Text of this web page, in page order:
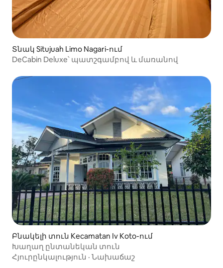
Տնակ Situjuah Limo Nagari-ում
DeCabin Deluxe՝ պատշգամբով և մառանով
Բնակելի տուն Kecamatan Iv Koto-ում
Խաղաղ ընտանեկան տուն
Հյուրընկալություն · Նախաճաշ